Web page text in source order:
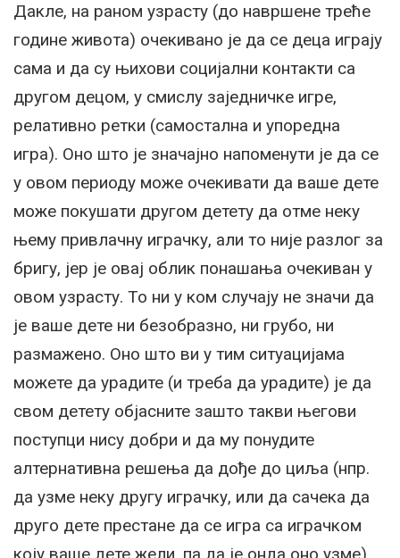
Дакле, на раном узрасту (до навршене треће
године живота) очекивано је да се деца играју
сама и да су њихови социјални контакти са
другом децом, у смислу заједничке игре,
релативно ретки (самостална и упоредна
игра). Оно што је значајно напоменути је да се
у овом периоду може очекивати да ваше дете
може покушати другом детету да отме неку
њему привлачну играчку, али то није разлог за
бригу, јер је овај облик понашања очекиван у
овом узрасту. То ни у ком случају не значи да
је ваше дете ни безобразно, ни грубо, ни
размажено. Оно што ви у тим ситуацијама
можете да урадите (и треба да урадите) је да
свом детету објасните зашто такви његови
поступци нису добри и да му понудите
алтернативна решења да дође до циља (нпр.
да узме неку другу играчку, или да сачека да
друго дете престане да се игра са играчком